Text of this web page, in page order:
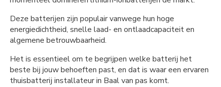
Deze batterijen zijn populair vanwege hun hoge
energiedichtheid, snelle laad- en ontlaadcapaciteit en
algemene betrouwbaarheid.
Het is essentieel om te begrijpen welke batterij het
beste bij jouw behoeften past, en dat is waar een ervaren
thuisbatterij installateur in Baal van pas komt.